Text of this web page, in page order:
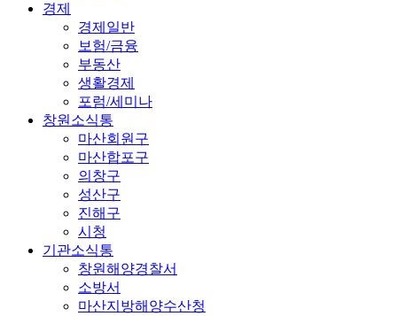
경제
경제일반
보험/금융
부동산
생활경제
포럼/세미나
창원소식통
마산회원구
마산합포구
의창구
성산구
진해구
시청
기관소식통
창원해양경찰서
소방서
마산지방해양수산청